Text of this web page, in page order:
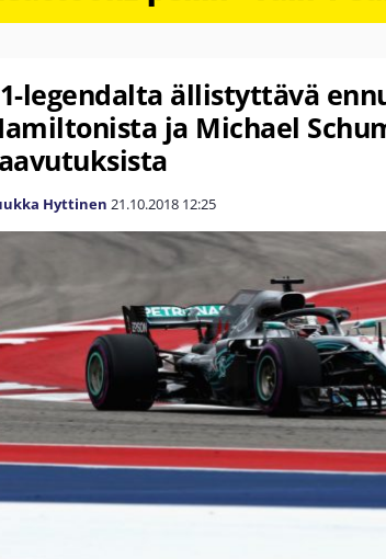
legendalta ällistyttävä
ja Michael
Hyttinen 21.10.2018 12:25